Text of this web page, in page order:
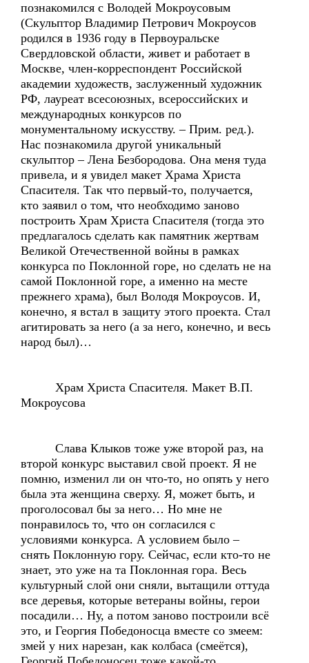
познакомился с Володей Мокроусовым
(Скульптор Владимир Петрович Мокроусов
родился в 1936 году в Первоуральске
Свердловской области, живет и работает в
Москве, член-корреспондент Российской
академии художеств, заслуженный художник
РФ, лауреат всесоюзных, всероссийских и
международных конкурсов по
монументальному искусству. – Прим. ред.).
Нас познакомила другой уникальный
скульптор – Лена Безбородова. Она меня туда
привела, и я увидел макет Храма Христа
Спасителя. Так что первый-то, получается,
кто заявил о том, что необходимо заново
построить Храм Христа Спасителя (тогда это
предлагалось сделать как памятник жертвам
Великой Отечественной войны в рамках
конкурса по Поклонной горе, но сделать не на
самой Поклонной горе, а именно на месте
прежнего храма), был Володя Мокроусов. И,
конечно, я встал в защиту этого проекта. Стал
агитировать за него (а за него, конечно, и весь
народ был)…
Храм Христа Спасителя. Макет В.П.
Мокроусова
Слава Клыков тоже уже второй раз, на
второй конкурс выставил свой проект. Я не
помню, изменил ли он что-то, но опять у него
была эта женщина сверху. Я, может быть, и
проголосовал бы за него… Но мне не
понравилось то, что он согласился с
условиями конкурса. А условием было –
снять Поклонную гору. Сейчас, если кто-то не
знает, это уже на та Поклонная гора. Весь
культурный слой они сняли, вытащили оттуда
все деревья, которые ветераны войны, герои
посадили… Ну, а потом заново построили всё
это, и Георгия Победоносца вместе со змеем:
змей у них нарезан, как колбаса (смеётся),